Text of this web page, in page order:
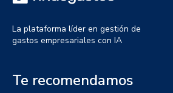
La plataforma líder en gestión de
gastos empresariales con IA
Te recomendamos